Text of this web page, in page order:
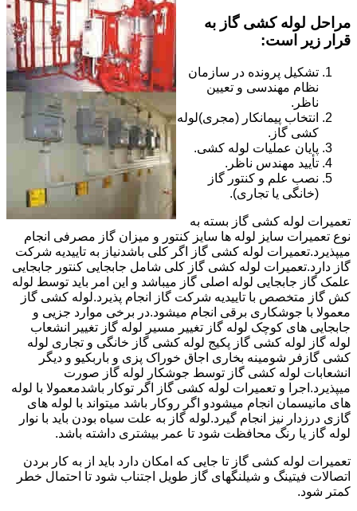
مراحل لوله کشی گاز به
قرار زیر است:
تشکیل پرونده در سازمان
نظام مهندسی و تعیین
ناظر.
انتخاب پیمانکار (مجری)لوله
کشی گاز.
پایان عملیات لوله کشی.
تأیید مهندس ناظر.
نصب علم و کنتور گاز
(خانگی یا تجاری).
تعمیرات لوله کشی گاز بسته به
نوع تعمیرات سایز لوله ها سایز کنتور و میزان گاز مصرفی انجام
میپذیرد.تعمیرات لوله کشی گاز اگر کلی باشدنیاز به تاییدیه شرکت
گاز دارد.تعمیرات لوله کشی گاز کلی شامل جابجایی کنتور جابجایی
علمک گاز جابجایی لوله اصلی گاز میباشد و این امر باید توسط لوله
کش گاز متخصص با تاییدیه شرکت گاز انجام پذیرد.لوله کشی گاز
معمولا با جوشکاری برقی انجام میشود.در برخی موارد جزیی و
جابجایی های کوچک لوله گاز تغییر مسیر لوله گاز تغییر انشعاب
لوله گاز لوله کشی گاز پکیج لوله کشی گاز خانگی و تجاری لوله
کشی گازفر شومینه بخاری اجاق خوراک پزی و باربکیو و دیگر
انشعابات لوله کشی گاز توسط جوشکار لوله گاز صورت
میپذیرد.اجرا و تعمیرات لوله کشی گاز اگر توکار باشدمعمولا با لوله
های مانیسمان انجام میشودو اگر روکار باشد میتواند با لوله های
گازی درزدار نیز انجام گیرد.لوله گاز به علت سیاه بودن باید با نوار
لوله گاز یا رنگ محافظت شود تا عمر بیشتری داشته باشد.
تعمیرات لوله کشی گاز تا جایی که امکان دارد باید از به کار بردن
اتصالات فیتینگ و شیلنگهای گاز طویل اجتناب شود تا احتمال خطر
کمتر شود.